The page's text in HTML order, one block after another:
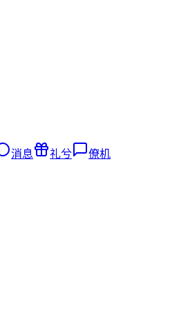
消息 礼兮 僚机